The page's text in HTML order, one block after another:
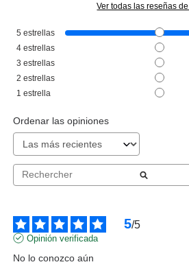
ADOLFO
ADOLFO DOMINGUEZ
FRESCA DE AZAHAR
ML VP.
Ver todas las reseñas
5 estrellas
4 estrellas
3 estrellas
2 estrellas
1 estrella
Ordenar las opiniones
5/5
Opinión verificada
No lo conozco aún